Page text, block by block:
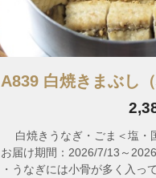
A839 白焼きまぶし
白焼きうなぎ・ごま＜塩・
お届け期間：2026/7/13～
・うなぎには小骨が多く入っ